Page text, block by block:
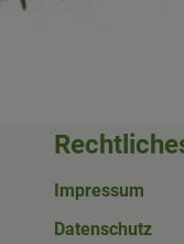
Impressum
Datenschutz